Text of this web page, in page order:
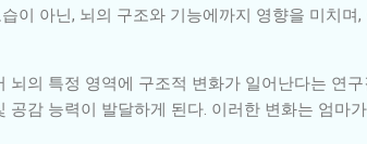
이 아닌, 뇌의 구조와 기능에까지 영향을 미치며
의 특정 영역에 구조적 변화가 일어난다는 연
감 능력이 발달하게 된다. 이러한 변화는 엄마